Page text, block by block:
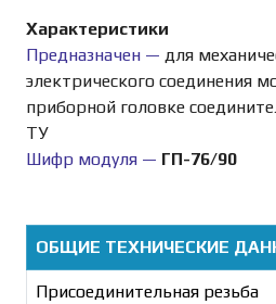
Характеристики
Предназначен — для
электрического соединения
приборной головке
ТУ
Шифр модуля — ГП-76/90
ОБЩИЕ ТЕХНИЧЕСКИЕ
Присоединительная резьба